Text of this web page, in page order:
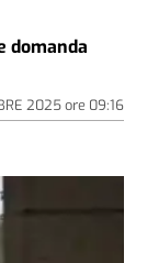
domanda
2025ore 09:16